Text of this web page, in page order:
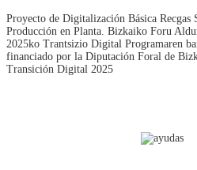
Proyecto de Digitalización Básica
Producción en Planta. Bizkaiko Foru
2025ko Trantsizio Digital Programaren
financiado por la Diputación Foral de
Transición Digital 2025